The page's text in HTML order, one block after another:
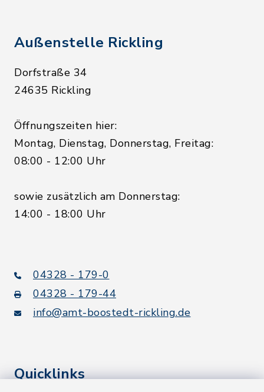
Außenstelle Rickling
Dorfstraße 34
24635 Rickling
Öffnungszeiten hier:
Montag, Dienstag, Donnerstag, Freitag:
08:00 - 12:00 Uhr
sowie zusätzlich am Donnerstag:
14:00 - 18:00 Uhr
04328 - 179-0
04328 - 179-44
info@amt-boostedt-rickling.de
Quicklinks